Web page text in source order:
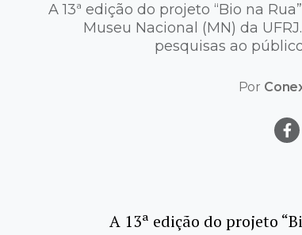
A 13ª edição do projeto “Bio na
Museu Nacional (MN) da
pesquisas ao
Por
A 13ª edição do projeto